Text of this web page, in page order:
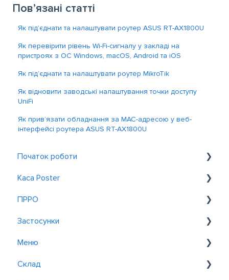
Пов’язані статті
Як під’єднати та налаштувати роутер ASUS RT-AX1800U
Як перевірити рівень Wi-Fi-сигналу у закладі на
пристроях з ОС Windows, macOS, Android та iOS
Як під’єднати та налаштувати роутер MikroTik
Як відновити заводські налаштування точки доступу
UniFi
Як прив’язати обладнання за MAC-адресою у веб-
інтерфейсі роутера ASUS RT-AX1800U
Початок роботи
Знайомство з Poster
Реєстрація та вхід
Каса Poster
Загальне
Обслуговування біля столиків
Замовлення
Знижки та акції
ПРРО
Налаштування
Зміна даних
Робота на касі
Застосунки
Postie AI Assistant
Рoster QR
Меню
Додавання товарів і страв
Склад